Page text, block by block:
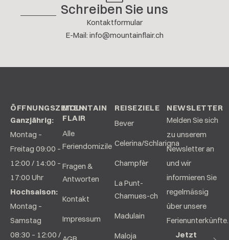
Schreiben Sie uns
Kontaktformular
E-Mail: info@mountainflair.ch
ÖFFNUNGSZEITEN
Ganzjährig:
Montag –
Freitag 09:00 –
12:00 / 14:00 –
17:00 Uhr
Hochsaison:
Montag –
Samstag
08:30 – 12:00 /
MOUNTAIN
FLAIR
Alle
Feriendomizile
Fragen &
Antworten
Kontakt
Impressum
REISEZIELE
Bever
Celerina/Schlarigna
Champfèr
La Punt-
Chamues-ch
Madulain
Maloja
NEWSLETTER
Melden Sie sich
zu unserem
Newsletter an
und wir
informieren Sie
regelmässig
über unsere
Ferienunterkünfte.
Jetzt